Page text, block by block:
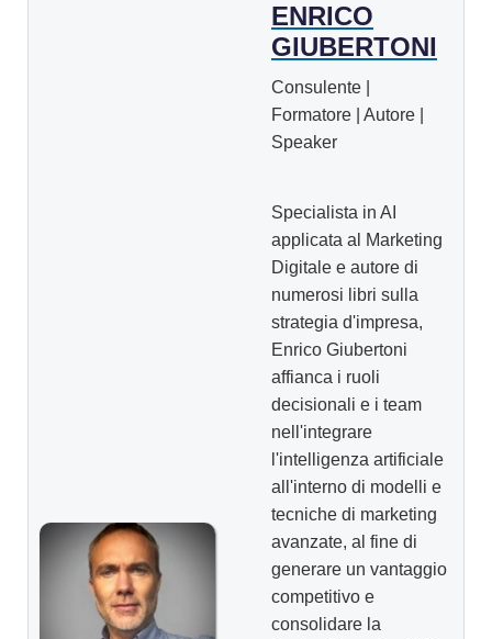
ENRICO
GIUBERTONI
Consulente |
Formatore | Autore |
Speaker
Specialista in AI
applicata al Marketing
Digitale e autore di
numerosi libri sulla
strategia d'impresa,
Enrico Giubertoni
affianca i ruoli
decisionali e i team
nell'integrare
l'intelligenza artificiale
all'interno di modelli e
tecniche di marketing
avanzate, al fine di
generare un vantaggio
competitivo e
consolidare la